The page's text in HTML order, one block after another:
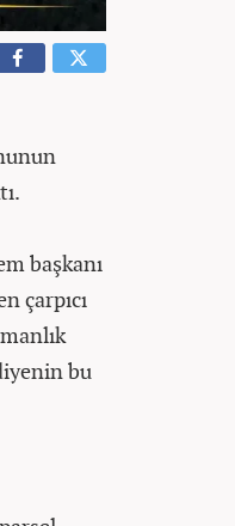
başkanı
çarpıcı
bu